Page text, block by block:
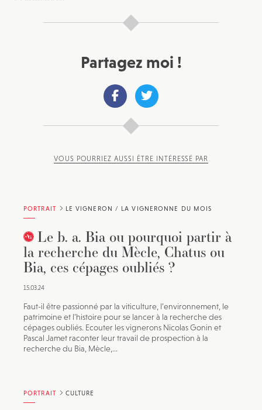
Partagez moi !
VOUS POURRIEZ AUSSI ÊTRE INTÉRESSÉ PAR
PORTRAIT LE VIGNERON / LA VIGNERONNE DU MOIS
Le b. a. Bia ou pourquoi partir à
la recherche du Mècle, Chatus ou
Bia, ces cépages oubliés ?
15.03.24
Faut-il être passionné par la viticulture, l’environnement, le
patrimoine et l’histoire pour se lancer à la recherche des
cépages oubliés. Ecouter les vignerons Nicolas Gonin et
Pascal Jamet raconter leur travail de prospection à la
recherche du Bia, Mècle,...
PORTRAIT CULTURE